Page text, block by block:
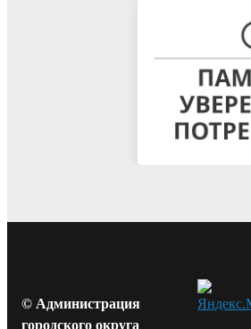
© Администрация
городского округа